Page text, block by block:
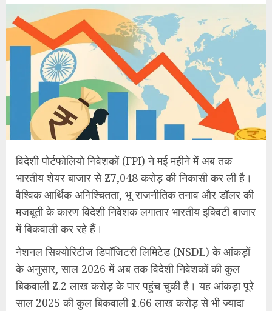
विदेशी पोर्टफोलियो निवेशकों (FPI) ने मई महीने में अब तक
भारतीय शेयर बाजार से ₹27,048 करोड़ की निकासी कर ली है।
वैश्विक आर्थिक अनिश्चितता, भू-राजनीतिक तनाव और डॉलर की
मजबूती के कारण विदेशी निवेशक लगातार भारतीय इक्विटी बाजार
में बिकवाली कर रहे हैं।
नेशनल सिक्योरिटीज डिपॉजिटरी लिमिटेड (NSDL) के आंकड़ों
के अनुसार, साल 2026 में अब तक विदेशी निवेशकों की कुल
बिकवाली ₹2.2 लाख करोड़ के पार पहुंच चुकी है। यह आंकड़ा पूरे
साल 2025 की कुल बिकवाली ₹1.66 लाख करोड़ से भी ज्यादा